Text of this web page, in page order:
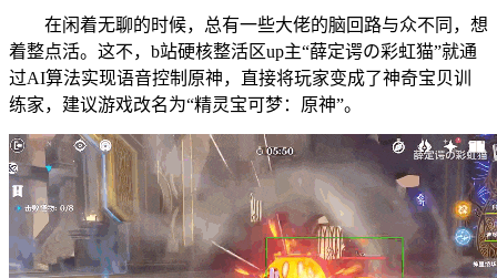
在闲着无聊的时候，总有一些大佬的脑回路与众不同，想
着整点活。这不，b站硬核整活区up主“薛定谔の彩虹猫”就通
过AI算法实现语音控制原神，直接将玩家变成了神奇宝贝训
练家，建议游戏改名为“精灵宝可梦：原神”。